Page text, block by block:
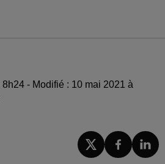
- Modifié : 10 mai 2021 à